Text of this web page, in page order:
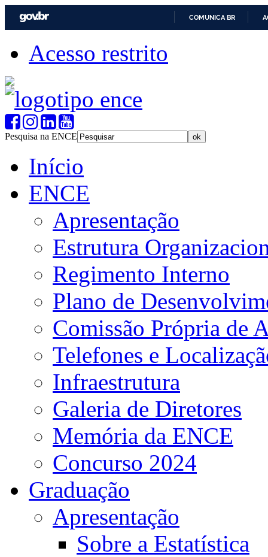
COMUNICA BR
Acesso restrito
Pesquisa na ENCE
Início
ENCE
Apresentação
Estrutura
Regimento Interno
Plano de
Comissão Própria de
Telefones e
Infraestrutura
Galeria de Diretores
Memória da ENCE
Concurso 2024
Graduação
Apresentação
Sobre a Estatística